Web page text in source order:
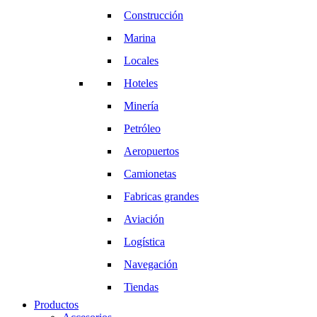
Construcción
Marina
Locales
Hoteles
Minería
Petróleo
Aeropuertos
Camionetas
Fabricas grandes
Aviación
Logística
Navegación
Tiendas
Productos